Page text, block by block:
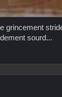
grincement
sourd...